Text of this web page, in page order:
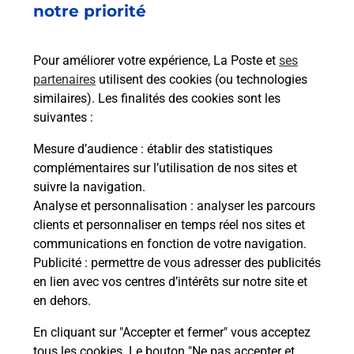
notre priorité
Pour améliorer votre expérience, La Poste et ses
partenaires utilisent des cookies (ou technologies
similaires). Les finalités des cookies sont les
suivantes :
Mesure d’audience : établir des statistiques
complémentaires sur l’utilisation de nos sites et
suivre la navigation.
Analyse et personnalisation : analyser les parcours
clients et personnaliser en temps réel nos sites et
communications en fonction de votre navigation.
Publicité : permettre de vous adresser des publicités
en lien avec vos centres d’intérêts sur notre site et
en dehors.
En cliquant sur "Accepter et fermer" vous acceptez
Boîte aux lettres La Poste
2 Rue De La Mairie
18150 Cuffy
Boîte aux lettres La Poste
Prochaine collecte du courrierlundià 09h00
12 Rue Du Passeur
18150 Cuffy
Le lien s'ouvre dans un nouvel onglet